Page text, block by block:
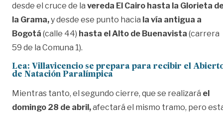
desde el cruce de la vereda El Cairo hasta la Glorieta
la Grama,y desde ese punto hacia la vía antigua a
Bogotá (calle 44) hasta el Alto de Buenavista (carrera
59 de la Comuna 1).
Lea: Villavicencio se prepara para recibir el
de Natación Paralímpica
Mientras tanto, el segundo cierre, que se realizará el
domingo 28 de abril,afectará el mismo tramo, pero